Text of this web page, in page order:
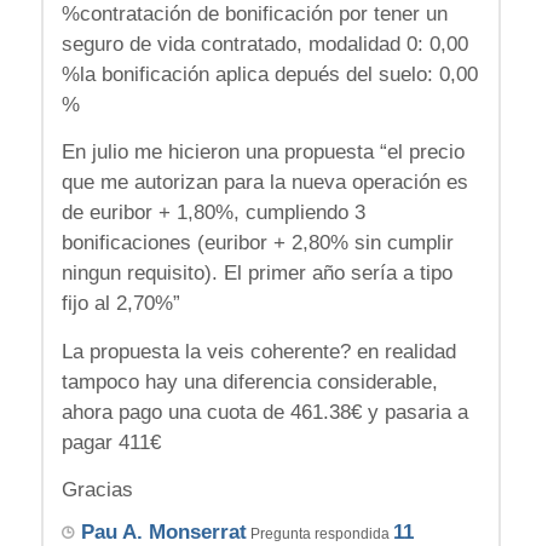
%contratación de bonificación por tener un
seguro de vida contratado, modalidad 0: 0,00
%la bonificación aplica depués del suelo: 0,00
%
En julio me hicieron una propuesta “el precio
que me autorizan para la nueva operación es
de euribor + 1,80%, cumpliendo 3
bonificaciones (euribor + 2,80% sin cumplir
ningun requisito). El primer año sería a tipo
fijo al 2,70%”
La propuesta la veis coherente? en realidad
tampoco hay una diferencia considerable,
ahora pago una cuota de 461.38€ y pasaria a
pagar 411€
Gracias
Pau A. MonserratPregunta respondida 11